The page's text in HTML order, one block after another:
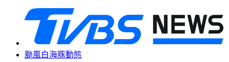
颱風白海豚動態